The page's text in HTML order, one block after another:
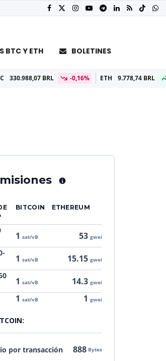
BTC Y ETH
BOLETINES
-0,16% ETH 9.778,74 BRL 0,26%
BITCOIN ETHEREUM
1 sat/vB 53 gwei
1 sat/vB 15.15 gwei
1 sat/vB 14.3 gwei
1 sat/vB 1 gwei
por transacción 888 Bytes